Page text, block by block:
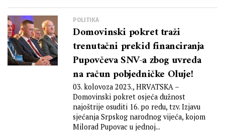
POLITIKA
Domovinski pokret traži
trenutačni prekid financiranja
Pupovčeva SNV-a zbog uvreda
na račun pobjedničke Oluje!
03. kolovoza 2023., HRVATSKA –
Domovinski pokret osjeća dužnost
najoštrije osuditi 16. po redu, tzv. Izjavu
sjećanja Srpskog narodnog vijeća, kojom
Milorad Pupovac u jednoj...